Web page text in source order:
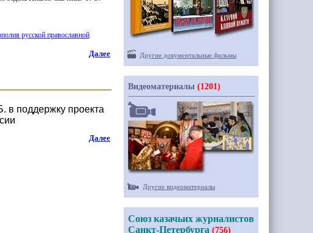
русской православной
Далее
в поддержку проекта
Далее
Другие документальные фильмы
Видеоматериалы (1201)
Другие видеоматериалы
Союз казачьих журналистов
Санкт-Петербурга (756)